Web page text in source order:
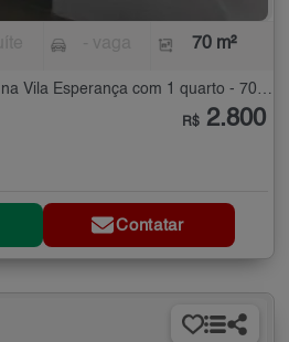
70 m²
Casa Térrea para Alugar na Vila Esperança com 1 quarto - 70 m²
R$ 2.800
Contatar